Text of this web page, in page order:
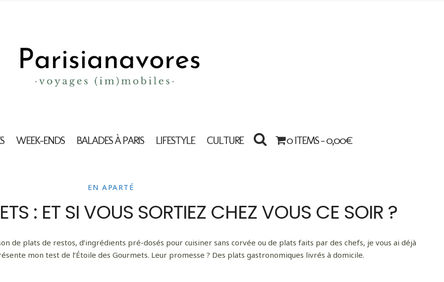
WEEK-ENDS BALADES À PARIS LIFESTYLE CULTURE 0 ITEMS -0,00€
EN APARTÉ
: ET SI VOUS SORTIEZ CHEZ VOUS CE SOIR ?
de plats de restos, d’ingrédients pré-dosés pour cuisiner sans corvée ou de plats faits par des chefs, je vous ai déjà
mon test de l’Étoile des Gourmets. Leur promesse ? Des plats gastronomiques livrés à domicile.